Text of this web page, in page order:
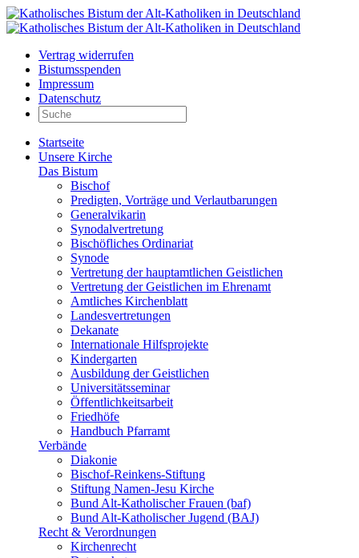
Vertrag widerrufen
Bistumsspenden
Impressum
Datenschutz
Startseite
Unsere Kirche
Das Bistum
Bischof
Predigten, Vorträge und Verlautbarungen
Generalvikarin
Synodalvertretung
Bischöfliches Ordinariat
Synode
Vertretung der hauptamtlichen Geistlichen
Vertretung der Geistlichen im Ehrenamt
Amtliches Kirchenblatt
Landesvertretungen
Dekanate
Internationale Hilfsprojekte
Kindergarten
Ausbildung der Geistlichen
Universitätsseminar
Öffentlichkeitsarbeit
Friedhöfe
Handbuch Pfarramt
Verbände
Diakonie
Bischof-Reinkens-Stiftung
Stiftung Namen-Jesu Kirche
Bund Alt-Katholischer Frauen (baf)
Bund Alt-Katholischer Jugend (BAJ)
Recht & Verordnungen
Kirchenrecht